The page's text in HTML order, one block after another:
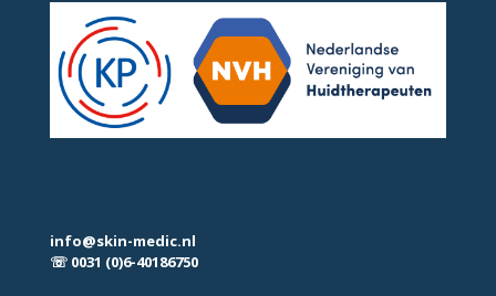
info@skin-medic.nl
☏ 0031 (0)6-40186750